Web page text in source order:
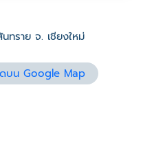
ทราย จ. เชียงใหม่
บน Google Map